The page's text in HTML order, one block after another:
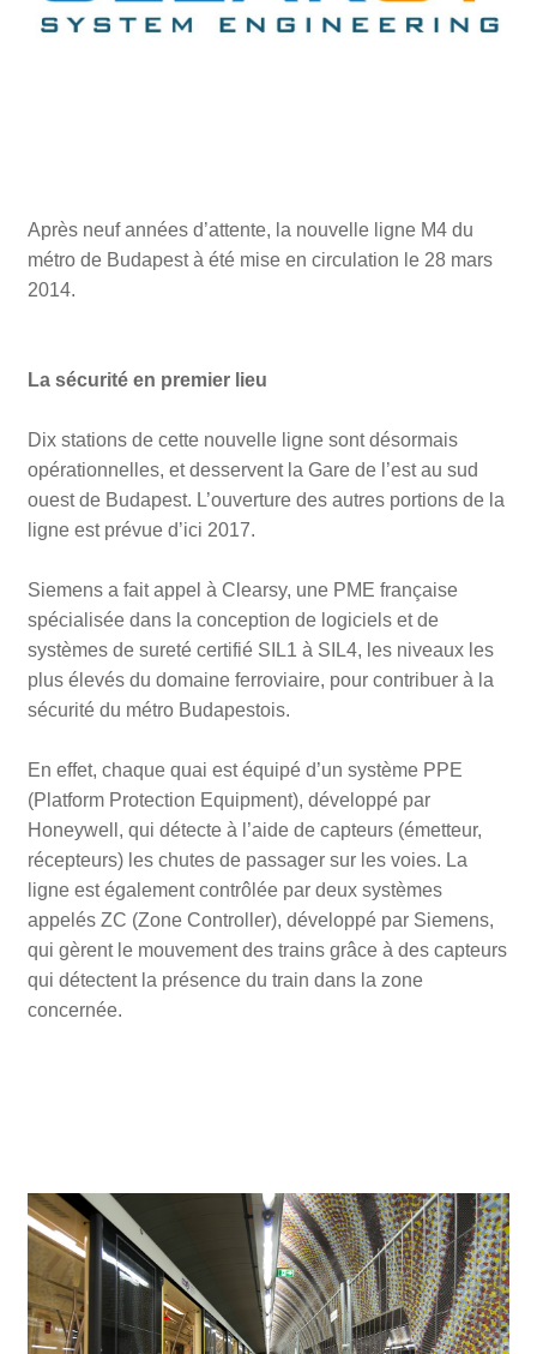
Après neuf années d’attente, la nouvelle ligne M4 du
métro de Budapest à été mise en circulation le 28 mars
2014.
La sécurité en premier lieu
Dix stations de cette nouvelle ligne sont désormais
opérationnelles, et desservent la Gare de l’est au sud
ouest de Budapest. L’ouverture des autres portions de la
ligne est prévue d’ici 2017.
Siemens a fait appel à Clearsy, une PME française
spécialisée dans la conception de logiciels et de
systèmes de sureté certifié SIL1 à SIL4, les niveaux les
plus élevés du domaine ferroviaire, pour contribuer à la
sécurité du métro Budapestois.
En effet, chaque quai est équipé d’un système PPE
(Platform Protection Equipment), développé par
Honeywell, qui détecte à l’aide de capteurs (émetteur,
récepteurs) les chutes de passager sur les voies. La
ligne est également contrôlée par deux systèmes
appelés ZC (Zone Controller), développé par Siemens,
qui gèrent le mouvement des trains grâce à des capteurs
qui détectent la présence du train dans la zone
concernée.